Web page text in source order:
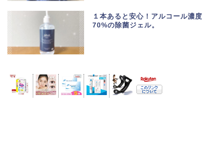
１本あると安心！アルコール濃度
70%の除菌ジェル。